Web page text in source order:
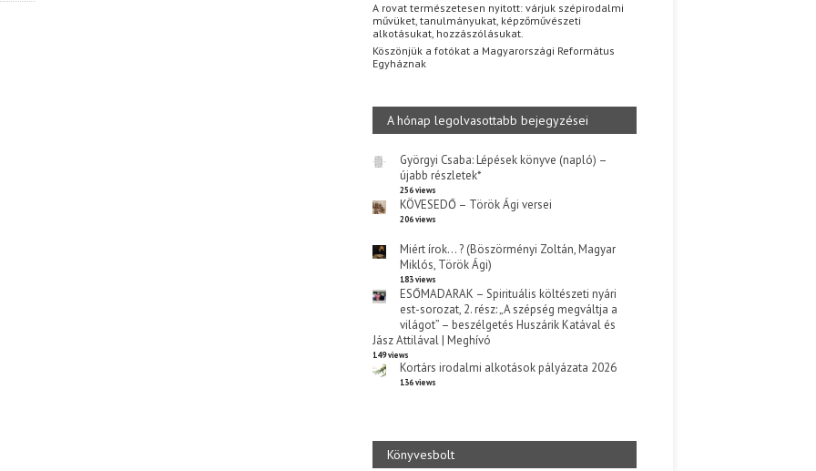
A rovat természetesen nyitott: várjuk szépirodalmi
művüket, tanulmányukat, képzőművészeti
alkotásukat, hozzászólásukat.
Köszönjük a fotókat a Magyarországi Református
Egyháznak
A hónap legolvasottabb bejegyzései
Györgyi Csaba: Lépések könyve (napló) –
újabb részletek*
256 views
KÖVESEDŐ – Török Ági versei
206 views
Miért írok… ? (Böszörményi Zoltán, Magyar
Miklós, Török Ági)
183 views
ESŐMADARAK – Spirituális költészeti nyári
est-sorozat, 2. rész: „A szépség megváltja a
világot” – beszélgetés Huszárik Katával és
Jász Attilával | Meghívó
149 views
Kortárs irodalmi alkotások pályázata 2026
136 views
Könyvesbolt